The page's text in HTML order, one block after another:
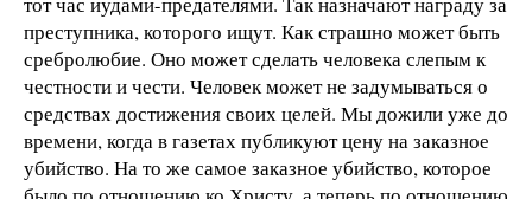
преступника, которого ищут. Как страшно может быть
сребролюбие. Оно может сделать человека слепым к
честности и чести. Человек может не задумываться о
средствах достижения своих целей. Мы дожили уже до
времени, когда в газетах публикуют цену на заказное
убийство. На то же самое заказное убийство, которое